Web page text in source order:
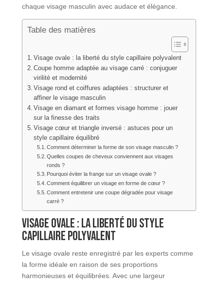
chaque visage masculin avec audace et élégance.
Table des matières
Visage ovale : la liberté du style capillaire polyvalent
Coupe homme adaptée au visage carré : conjuguer
virilité et modernité
Visage rond et coiffures adaptées : structurer et
affiner le visage masculin
Visage en diamant et formes visage homme : jouer
sur la finesse des traits
Visage cœur et triangle inversé : astuces pour un
style capillaire équilibré
Comment déterminer la forme de son visage masculin ?
Quelles coupes de cheveux conviennent aux visages
ronds ?
Pourquoi éviter la frange sur un visage ovale ?
Comment équilibrer un visage en forme de cœur ?
Comment entretenir une coupe dégradée pour visage
carré ?
Visage ovale : la liberté du style
capillaire polyvalent
Le visage ovale reste enregistré par les experts comme
la forme idéale en raison de ses proportions
harmonieuses et équilibrées. Avec une largeur